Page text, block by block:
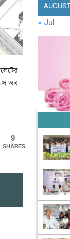
অব
9
SHARES
« Jul